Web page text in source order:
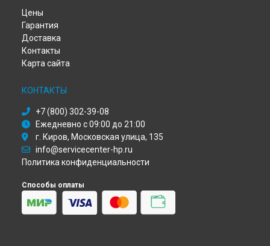
Ремонт МФУ LaserJet Pro MFP M28w HP в
Ремонт МФУ LaserJet Pro MFP M28w HP в
Ремонт МФУ LaserJet Pro MFP M28w HP в
Ремонт МФУ LaserJet Pro MFP M28w HP в
Цены
Гарантия
Доставка
Контакты
Карта сайта
КОНТАКТЫ
+7 (800) 302-39-08
Ежедневно с 09:00 до 21:00
г. Киров, Московская улица, 135
info@servicecenter-hp.ru
Политика конфиденциальности
Способы оплаты